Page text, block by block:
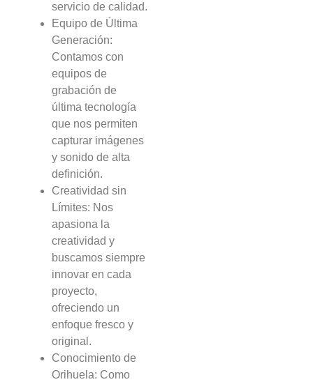
servicio de calidad.
Equipo de Última
Generación:
Contamos con
equipos de
grabación de
última tecnología
que nos permiten
capturar imágenes
y sonido de alta
definición.
Creatividad sin
Límites: Nos
apasiona la
creatividad y
buscamos siempre
innovar en cada
proyecto,
ofreciendo un
enfoque fresco y
original.
Conocimiento de
Orihuela: Como